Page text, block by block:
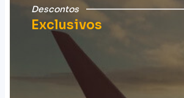
Descontos
Exclusivos